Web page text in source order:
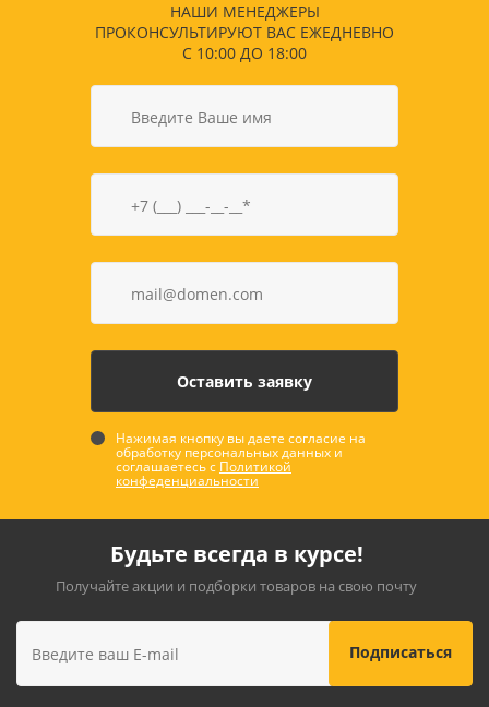
НАШИ МЕНЕДЖЕРЫ
ПРОКОНСУЛЬТИРУЮТ ВАС ЕЖЕДНЕВНО
С 10:00 ДО 18:00
Нажимая кнопку вы даете согласие на
обработку персональных данных и
соглашаетесь с Политикой
конфеденциальности
Будьте всегда в курсе!
Получайте акции и подборки товаров на свою почту